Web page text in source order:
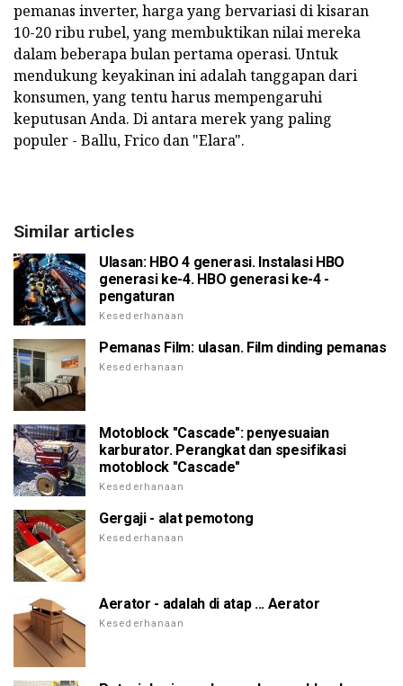
pemanas inverter, harga yang bervariasi di kisaran
10-20 ribu rubel, yang membuktikan nilai mereka
dalam beberapa bulan pertama operasi. Untuk
mendukung keyakinan ini adalah tanggapan dari
konsumen, yang tentu harus mempengaruhi
keputusan Anda. Di antara merek yang paling
populer - Ballu, Frico dan "Elara".
Similar articles
Ulasan: HBO 4 generasi. Instalasi HBO
generasi ke-4. HBO generasi ke-4 -
pengaturan
Kesederhanaan
Pemanas Film: ulasan. Film dinding pemanas
Kesederhanaan
Motoblock "Cascade": penyesuaian
karburator. Perangkat dan spesifikasi
motoblock "Cascade"
Kesederhanaan
Gergaji - alat pemotong
Kesederhanaan
Aerator - adalah di atap ... Aerator
Kesederhanaan